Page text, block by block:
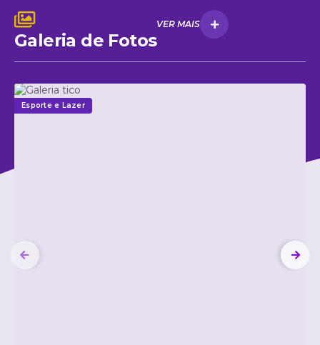
Galeria de Fotos
VER MAIS
Esporte e Lazer